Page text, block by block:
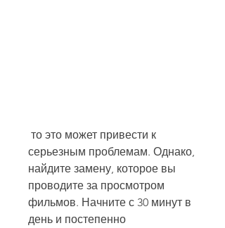
серьезным проблемам. Однако,
найдите замену, которое вы
проводите за просмотром
фильмов. Начните с 30 минут в
день и постепенно